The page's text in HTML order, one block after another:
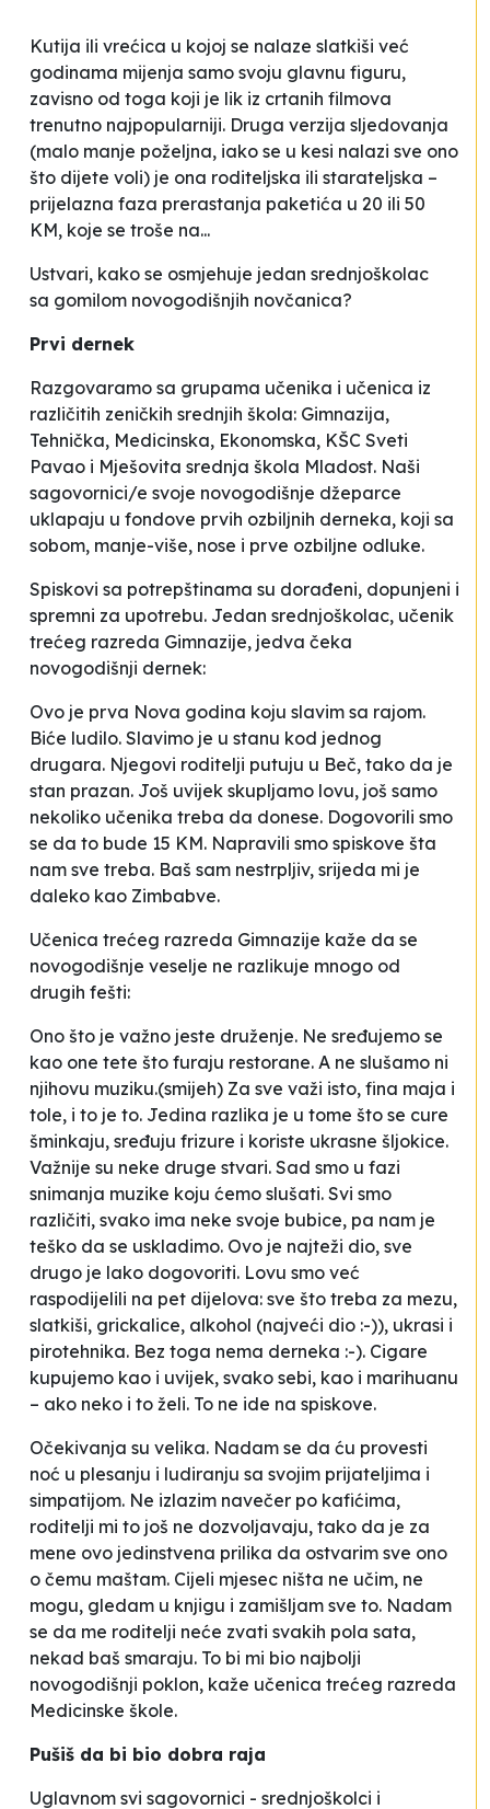
Kutija ili vrećica u kojoj se nalaze slatkiši već
godinama mijenja samo svoju glavnu figuru,
zavisno od toga koji je lik iz crtanih filmova
trenutno najpopularniji. Druga verzija sljedovanja
(malo manje poželjna, iako se u kesi nalazi sve ono
što dijete voli) je ona roditeljska ili starateljska –
prijelazna faza prerastanja paketića u 20 ili 50
KM, koje se troše na...
Ustvari, kako se osmjehuje jedan srednjoškolac
sa gomilom novogodišnjih novčanica?
Prvi dernek
Razgovaramo sa grupama učenika i učenica iz
različitih zeničkih srednjih škola: Gimnazija,
Tehnička, Medicinska, Ekonomska, KŠC Sveti
Pavao i Mješovita srednja škola Mladost. Naši
sagovornici/e svoje novogodišnje džeparce
uklapaju u fondove prvih ozbiljnih derneka, koji sa
sobom, manje-više, nose i prve ozbiljne odluke.
Spiskovi sa potrepštinama su dorađeni, dopunjeni i
spremni za upotrebu. Jedan srednjoškolac, učenik
trećeg razreda Gimnazije, jedva čeka
novogodišnji dernek:
Ovo je prva Nova godina koju slavim sa rajom.
Biće ludilo. Slavimo je u stanu kod jednog
drugara. Njegovi roditelji putuju u Beč, tako da je
stan prazan. Još uvijek skupljamo lovu, još samo
nekoliko učenika treba da donese. Dogovorili smo
se da to bude 15 KM. Napravili smo spiskove šta
nam sve treba. Baš sam nestrpljiv, srijeda mi je
daleko kao Zimbabve.
Učenica trećeg razreda Gimnazije kaže da se
novogodišnje veselje ne razlikuje mnogo od
drugih fešti:
Ono što je važno jeste druženje. Ne sređujemo se
kao one tete što furaju restorane. A ne slušamo ni
njihovu muziku.(smijeh) Za sve važi isto, fina maja i
tole, i to je to. Jedina razlika je u tome što se cure
šminkaju, sređuju frizure i koriste ukrasne šljokice.
Važnije su neke druge stvari. Sad smo u fazi
snimanja muzike koju ćemo slušati. Svi smo
različiti, svako ima neke svoje bubice, pa nam je
teško da se uskladimo. Ovo je najteži dio, sve
drugo je lako dogovoriti. Lovu smo već
raspodijelili na pet dijelova: sve što treba za mezu,
slatkiši, grickalice, alkohol (najveći dio :-)), ukrasi i
pirotehnika. Bez toga nema derneka :-). Cigare
kupujemo kao i uvijek, svako sebi, kao i marihuanu
– ako neko i to želi. To ne ide na spiskove.
Očekivanja su velika. Nadam se da ću provesti
noć u plesanju i ludiranju sa svojim prijateljima i
simpatijom. Ne izlazim navečer po kafićima,
roditelji mi to još ne dozvoljavaju, tako da je za
mene ovo jedinstvena prilika da ostvarim sve ono
o čemu maštam. Cijeli mjesec ništa ne učim, ne
mogu, gledam u knjigu i zamišljam sve to. Nadam
se da me roditelji neće zvati svakih pola sata,
nekad baš smaraju. To bi mi bio najbolji
novogodišnji poklon, kaže učenica trećeg razreda
Medicinske škole.
Pušiš da bi bio dobra raja
Uglavnom svi sagovornici - srednjoškolci i